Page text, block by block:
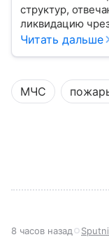
структур,
ликвидацию
играет важную
представляет
задачи
современной
Читать дальше
МЧС
8 часов назад